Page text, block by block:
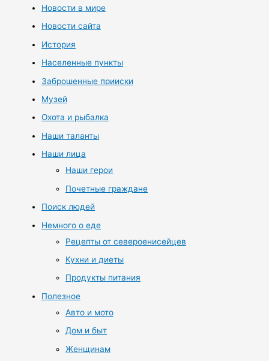
Новости в мире
Новости сайта
История
Населенные пункты
Заброшенные прииски
Музей
Охота и рыбалка
Наши таланты
Наши лица
Наши герои
Почетные граждане
Поиск людей
Немного о еде
Рецепты от североенисейцев
Кухни и диеты
Продукты питания
Полезное
Авто и мото
Дом и быт
Женщинам